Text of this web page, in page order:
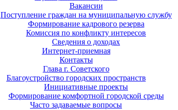
Вакансии
Поступление граждан на муниципальную службу
Формирование кадрового резерва
Комиссия по конфликту интересов
Сведения о доходах
Интернет-приемная
Контакты
Глава г. Советского
Благоустройство городских пространств
Инициативные проекты
Формирование комфортной городской среды
Часто задаваемые вопросы